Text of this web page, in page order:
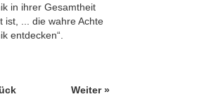
in ihrer Gesamtheit
ist, ... die wahre Achte
entdecken“.
Weiter »